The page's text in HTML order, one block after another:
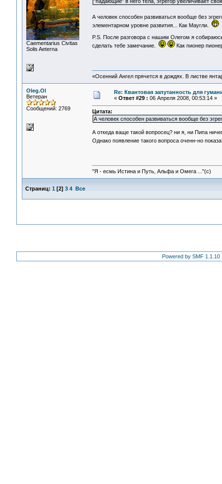
Сaementarius Civitas
Solis Aeterna
А человек способен развиваться вообще без
элементарном уровне развития... Как Маугли.
P.S. После разговора с нашим Олегом я
сделать тебе замечание.
Как пионер
«Осенний Ангел прячется в дождях. В листве
Oleg.Ol
Ветеран
Сообщений: 2769
Re: Квантовая запутанность для
« Ответ #29 : 06 Апреля 2008, 00:53:14 »
Цитата:
А человек способен развиваться вообще без
А откеда ваще такой вопросец? ни я, ни Пипа
Однако появление такого вопроса оченн-но
"Я - есмь Истина и Путь, Альфа и Омега ..."(с)
Страниц: 1 [2] 3 4 Все
Powered by SMF 1.1.10